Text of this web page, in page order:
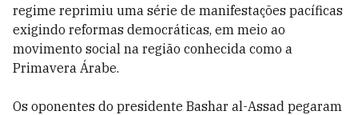
regime reprimiu uma série de manifestações pacíficas
exigindo reformas democráticas, em meio ao
movimento social na região conhecida como a
Primavera Árabe.
Os oponentes do presidente Bashar al-Assad pegaram